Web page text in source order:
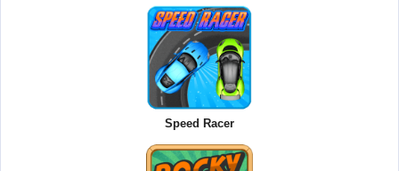
Speed Racer